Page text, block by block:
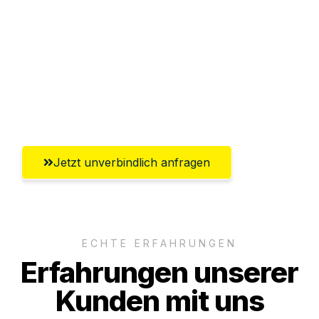
Jetzt unverbindlich anfragen
ECHTE ERFAHRUNGEN
Erfahrungen unserer
Kunden mit uns